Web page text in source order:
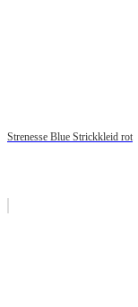
Strenesse Blue Strickkleid rot